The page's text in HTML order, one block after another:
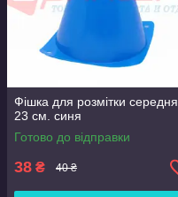
Фішка для розмітки середня
23 см. синя
Готово до відправки
38 ₴ 40 ₴